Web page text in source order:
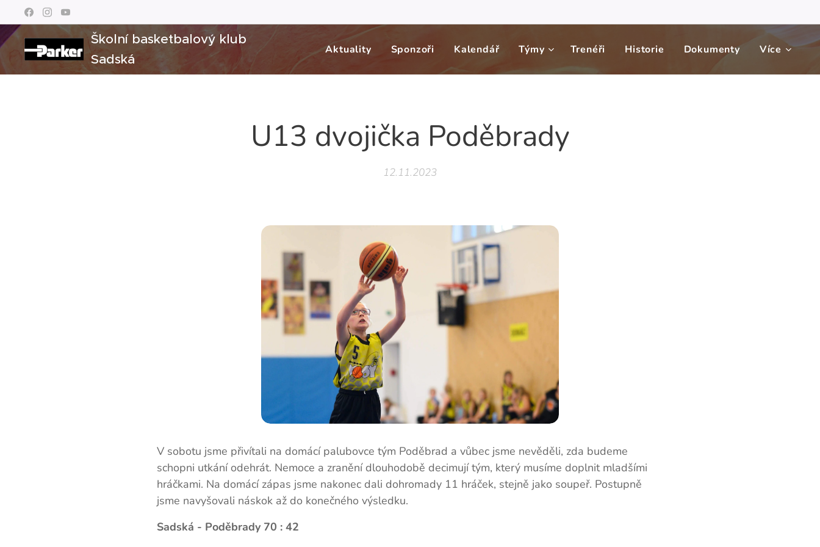
Školní basketbalový klub
Sadská
Aktuality Sponzoři Kalendář Týmy Trenéři Historie Dokumenty Více
U13 dvojička Poděbrady
12.11.2023
V sobotu jsme přivítali na domácí palubovce tým Poděbrad a vůbec jsme nevěděli, zda budeme
schopni utkání odehrát. Nemoce a zranění dlouhodobě decimují tým, který musíme doplnit mladšími
hráčkami. Na domácí zápas jsme nakonec dali dohromady 11 hráček, stejně jako soupeř. Postupně
jsme navyšovali náskok až do konečného výsledku.
Sadská - Poděbrady 70 : 42